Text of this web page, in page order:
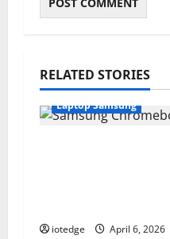
RELATED STORIES
Laptop Samsung
iotedge April 6, 2026